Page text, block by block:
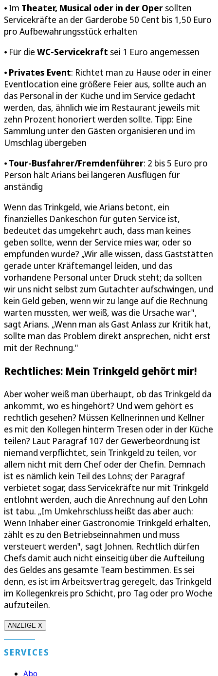
⦁ Im Theater, Musical oder in der Oper sollten
Servicekräfte an der Garderobe 50 Cent bis 1,50 Euro
pro Aufbewahrungsstück erhalten
⦁ Für die WC-Servicekraft sei 1 Euro angemessen
⦁ Privates Event: Richtet man zu Hause oder in einer
Eventlocation eine größere Feier aus, sollte auch an
das Personal in der Küche und im Service gedacht
werden, das, ähnlich wie im Restaurant jeweils mit
zehn Prozent honoriert werden sollte. Tipp: Eine
Sammlung unter den Gästen organisieren und im
Umschlag übergeben
⦁ Tour-Busfahrer/Fremdenführer: 2 bis 5 Euro pro
Person hält Arians bei längeren Ausflügen für
anständig
Wenn das Trinkgeld, wie Arians betont, ein
finanzielles Dankeschön für guten Service ist,
bedeutet das umgekehrt auch, dass man keines
geben sollte, wenn der Service mies war, oder so
empfunden wurde? „Wir alle wissen, dass Gaststätten
gerade unter Kräftemangel leiden, und das
vorhandene Personal unter Druck steht; da sollten
wir uns nicht selbst zum Gutachter aufschwingen, und
kein Geld geben, wenn wir zu lange auf die Rechnung
warten mussten, wer weiß, was die Ursache war",
sagt Arians. „Wenn man als Gast Anlass zur Kritik hat,
sollte man das Problem direkt ansprechen, nicht erst
mit der Rechnung."
Rechtliches: Mein Trinkgeld gehört mir!
Aber woher weiß man überhaupt, ob das Trinkgeld da
ankommt, wo es hingehört? Und wem gehört es
rechtlich gesehen? Müssen Kellnerinnen und Kellner
es mit den Kollegen hinterm Tresen oder in der Küche
teilen? Laut Paragraf 107 der Gewerbeordnung ist
niemand verpflichtet, sein Trinkgeld zu teilen, vor
allem nicht mit dem Chef oder der Chefin. Demnach
ist es nämlich kein Teil des Lohns; der Paragraf
verbietet sogar, dass Servicekräfte nur mit Trinkgeld
entlohnt werden, auch die Anrechnung auf den Lohn
ist tabu. „Im Umkehrschluss heißt das aber auch:
Wenn Inhaber einer Gastronomie Trinkgeld erhalten,
zählt es zu den Betriebseinnahmen und muss
versteuert werden", sagt Johnen. Rechtlich dürfen
Chefs damit auch nicht einseitig über die Aufteilung
des Geldes ans gesamte Team bestimmen. Es sei
denn, es ist im Arbeitsvertrag geregelt, das Trinkgeld
im Kollegenkreis pro Schicht, pro Tag oder pro Woche
aufzuteilen.
ANZEIGE X
SERVICES
Abo